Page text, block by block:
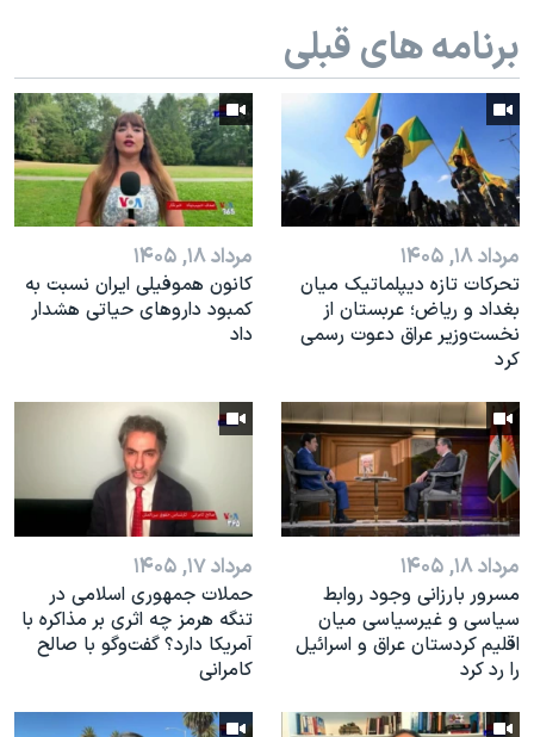
نرگس محمدی برنده جایزه نوبل صلح
همایش محافظه‌کاران آمریکا «سی‌پک»
صفحه‌های ویژه
سفر پرزیدنت ترامپ به چین
برنامه های قبلی
مرداد ۱۸, ۱۴۰۵
تحرکات تازه دیپلماتیک میان
بغداد و ریاض؛ عربستان از
نخست‌وزیر عراق دعوت رسمی
کرد
مرداد ۱۸, ۱۴۰۵
کانون هموفیلی ایران نسبت به
کمبود داروهای حیاتی هشدار
داد
مرداد ۱۸, ۱۴۰۵
مسرور بارزانی وجود روابط
سیاسی و غیرسیاسی میان
اقلیم کردستان عراق و اسرائيل
را رد کرد
مرداد ۱۷, ۱۴۰۵
حملات جمهوری اسلامی در
تنگه هرمز چه اثری بر مذاکره با
آمریکا دارد؟ گفت‌وگو با صالح
کامرانی